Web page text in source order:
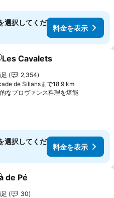
選択してくだ
料金を表示
気に入りに追加
Les Cavalets
ランク
2,354
de Sillansまで18.9 km
なプロヴァンス料理を堪能料金を表
選択してくだ
料金を表示
気に入りに追加
de Pé
ランク
30